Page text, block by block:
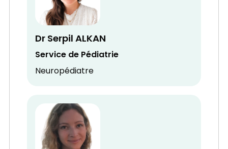
Dr Serpil ALKAN
Service de Pédiatrie
Neuropédiatre